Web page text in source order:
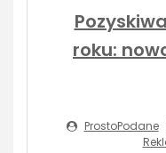
roku:
ProstoPodane